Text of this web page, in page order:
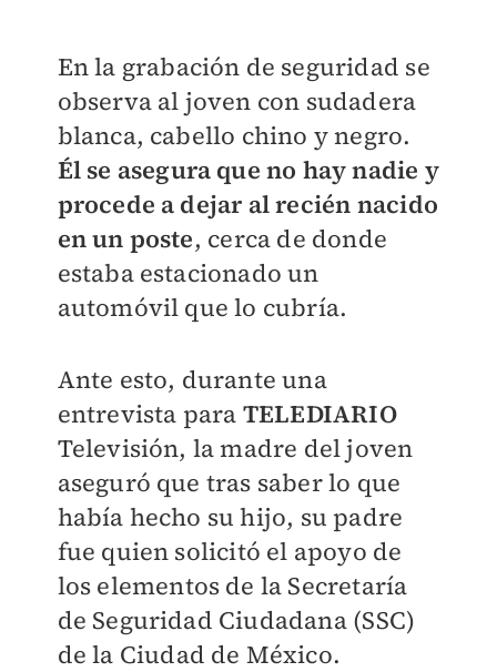
En la grabación de seguridad se
observa al joven con sudadera
blanca, cabello chino y negro.
Él se asegura que no hay nadie y
procede a dejar al recién nacido
en un poste, cerca de donde
estaba estacionado un
automóvil que lo cubría.
Ante esto, durante una
entrevista para TELEDIARIO
Televisión, la madre del joven
aseguró que tras saber lo que
había hecho su hijo, su padre
fue quien solicitó el apoyo de
los elementos de la Secretaría
de Seguridad Ciudadana (SSC)
de la Ciudad de México.